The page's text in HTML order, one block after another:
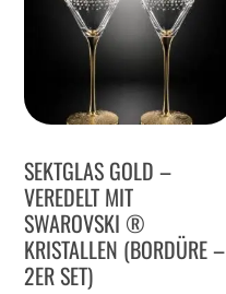
SEKTGLAS GOLD –
VEREDELT MIT
SWAROVSKI ®
KRISTALLEN (BORDÜRE –
2ER SET)